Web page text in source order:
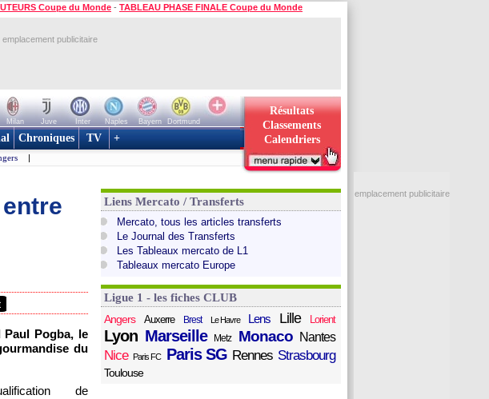
Coupe du Monde - TABLEAU PHASE FINALE Coupe du Monde
emplacement publicitaire
Milan Juve Inter Naples Bayern
Dortmund
Résultats
Classements
Calendriers
Chroniques TV +
|
Pogba, le
du
de
Liens Mercato / Transferts
Mercato, tous les articles transferts
Le Journal des Transferts
Les Tableaux mercato de L1
Tableaux mercato Europe
Ligue 1 - les fiches CLUB
Angers
Auxerre Brest Le Havre Lens Lille Lorient
Lyon Marseille Metz Monaco Nantes
Nice Paris FC Paris SG Rennes Strasbourg
Toulouse
emplacement publicitaire